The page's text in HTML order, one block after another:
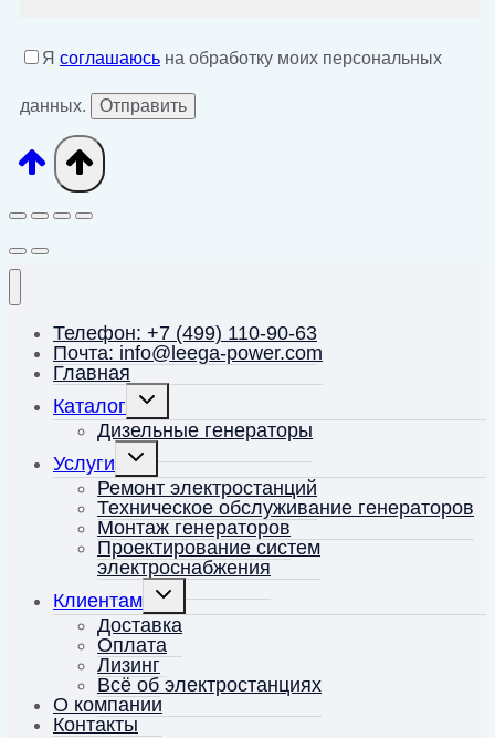
Я соглашаюсь на обработку моих персональных
данных.
Телефон: +7 (499) 110-90-63
Почта: info@leega-power.com
Главная
Каталог
Переключить
меню
Дизельные генераторы
Услуги
Переключить
дочернее
меню
Ремонт электростанций
Техническое обслуживание генераторов
Монтаж генераторов
Проектирование систем
электроснабжения
Клиентам
Переключить
дочернее
меню
Доставка
Оплата
Лизинг
Всё об электростанциях
О компании
Контакты